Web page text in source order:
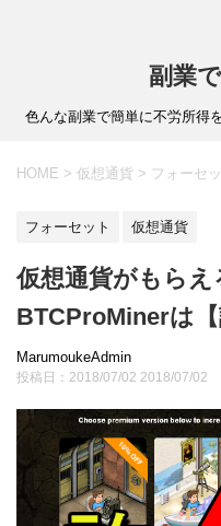
副業
色んな副業で簡単に不労所得
HOME > 仮想通貨 > フォーセ
フォーセット 仮想通貨
仮想通貨がもらえ
BTCProMinerは【
MarumoukeAdmin
投稿日：2018/07/02 2018/07/02